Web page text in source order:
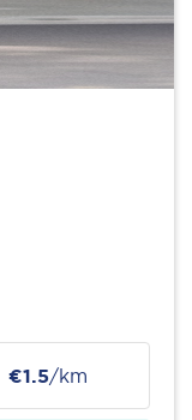
€1.5/km